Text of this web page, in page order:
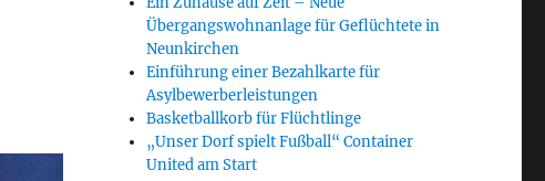
Übergangswohnanlage für Geflüchtete in
Neunkirchen
Einführung einer Bezahlkarte für
Asylbewerberleistungen
Basketballkorb für Flüchtlinge
„Unser Dorf spielt Fußball“ Container
United am Start